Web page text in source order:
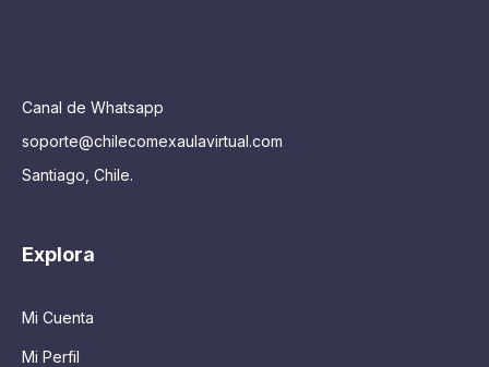
Canal de Whatsapp
soporte@chilecomexaulavirtual.com
Santiago, Chile.
Explora
Mi Cuenta
Mi Perfil